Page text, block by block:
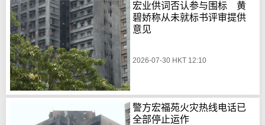
宏业供词否认参与围标 黄
碧娇称从未就标书评审提供
意见
2026-07-30 HKT 12:10
警方宏福苑火灾热线电话已
全部停止运作